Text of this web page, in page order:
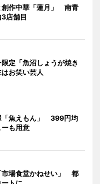
創作中華「蓮月」 南青
店舗目
定「魚沼しょうが焼き
お笑い芸人
「魚えもん」 399円均
も用意
市場食堂かねせい」 都